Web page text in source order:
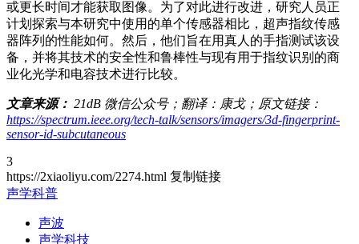
或更长时间才能获取图像。为了对此进行改进，研究人员正
计划探索与本研究中使用的单个传感器相比，超声指纹传感
器阵列的性能如何。然后，他们旨在用真人的手指测试该设
备，并将其技术的安全性和鲁棒性与现有用于指纹识别的商
业化光学和电容技术进行比较。
文章来源： 21dB 微信公众号；翻译：康戈；原文链接：
https://spectrum.ieee.org/tech-talk/sensors/imagers/3d-fingerprint-
sensor-id-subcutaneous
3
https://2xiaoliyu.com/2274.html 复制链接
声学科普
声波
声学科技